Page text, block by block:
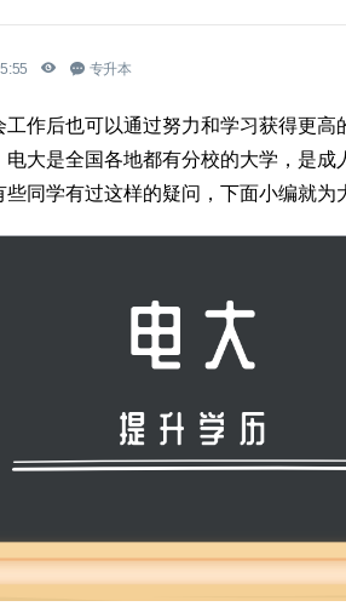
专升本
作后也可以通过努力和学习获得更高
大是全国各地都有分校的大学，是成
同学有过这样的疑问，下面小编就为